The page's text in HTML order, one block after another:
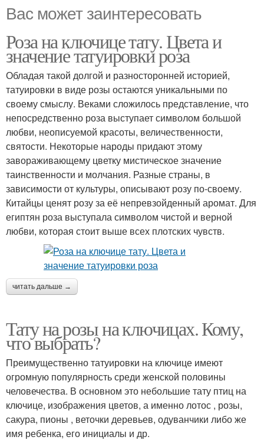
Вас может заинтересовать
Роза на ключице тату. Цвета и
значение татуировки роза
Обладая такой долгой и разносторонней историей,
татуировки в виде розы остаются уникальными по
своему смыслу. Веками сложилось представление, что
непосредственно роза выступает символом большой
любви, неописуемой красоты, величественности,
святости. Некоторые народы придают этому
завораживающему цветку мистическое значение
таинственности и молчания. Разные страны, в
зависимости от культуры, описывают розу по-своему.
Китайцы ценят розу за её непревзойденный аромат. Для
египтян роза выступала символом чистой и верной
любви, которая стоит выше всех плотских чувств.
читать дальше →
Тату на розы на ключицах. Кому,
что выбрать?
Преимущественно татуировки на ключице имеют
огромную популярность среди женской половины
человечества. В основном это небольшие тату птиц на
ключице, изображения цветов, а именно лотос , розы,
сакура, пионы , веточки деревьев, одуванчики либо же
имя ребенка, его инициалы и др.